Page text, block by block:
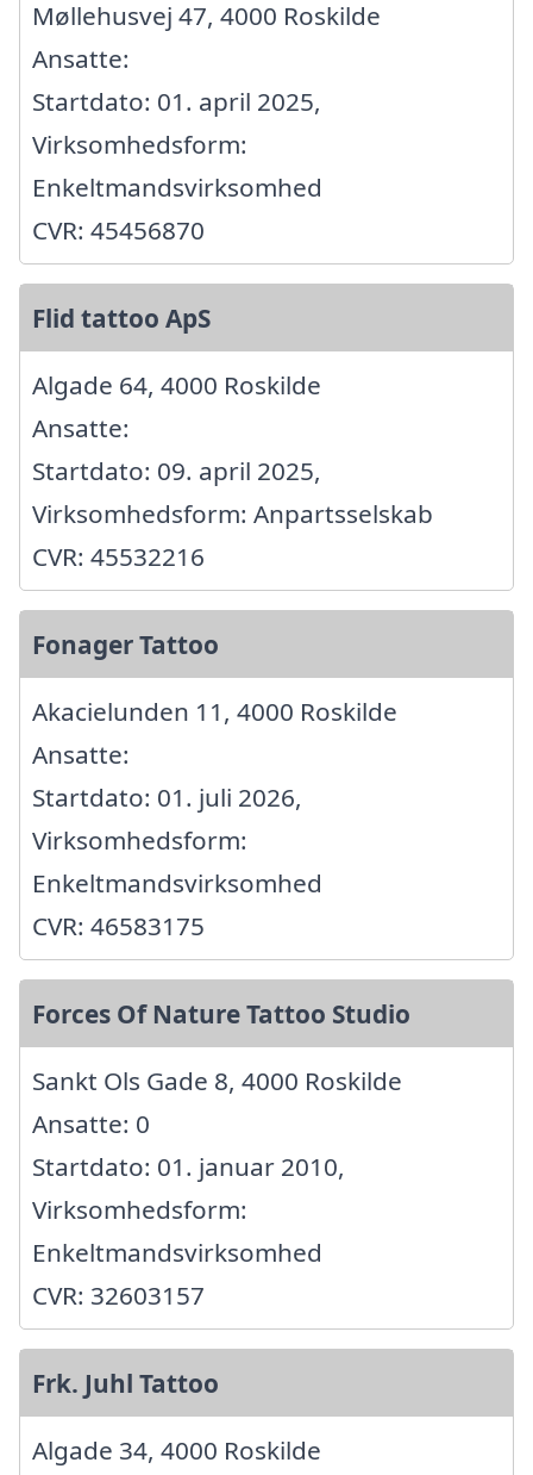
Møllehusvej 47, 4000 Roskilde
Ansatte:
Startdato: 01. april 2025,
Virksomhedsform:
Enkeltmandsvirksomhed
CVR: 45456870
Flid tattoo ApS
Algade 64, 4000 Roskilde
Ansatte:
Startdato: 09. april 2025,
Virksomhedsform: Anpartsselskab
CVR: 45532216
Fonager Tattoo
Akacielunden 11, 4000 Roskilde
Ansatte:
Startdato: 01. juli 2026,
Virksomhedsform:
Enkeltmandsvirksomhed
CVR: 46583175
Forces Of Nature Tattoo Studio
Sankt Ols Gade 8, 4000 Roskilde
Ansatte: 0
Startdato: 01. januar 2010,
Virksomhedsform:
Enkeltmandsvirksomhed
CVR: 32603157
Frk. Juhl Tattoo
Algade 34, 4000 Roskilde